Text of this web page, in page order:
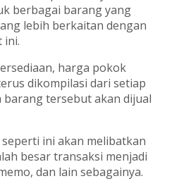
berbagai barang yang
lebih berkaitan dengan
ini.
harga pokok
dikompilasi dari setiap
barang tersebut akan dijual
ini akan melibatkan
besar transaksi menjadi
dan lain sebagainya.